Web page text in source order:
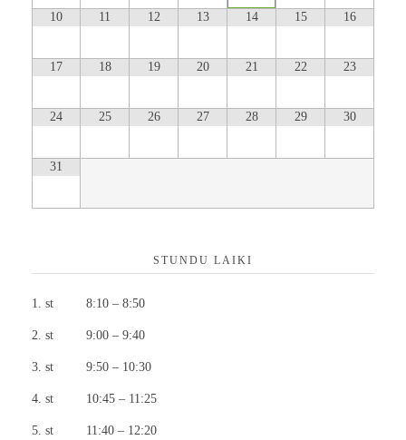
10 11 12 13 14 15 16
17 18 19 20 21 22 23
24 25 26 27 28 29 30
31
STUNDU LAIKI
st 8:10 – 8:50
st 9:00 – 9:40
st 9:50 – 10:30
st 10:45 – 11:25
st 11:40 – 12:20